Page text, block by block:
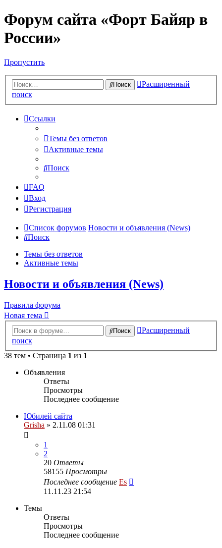
Форум сайта «Форт Байяр в
России»
Пропустить
Поиск
Расширенный
поиск
Ссылки
Темы без ответов
Активные темы
Поиск
FAQ
Вход
Регистрация
Список форумов Новости и объявления (News)
Поиск
Темы без ответов
Активные темы
Новости и объявления (News)
Правила форума
Новая тема
Поиск
Расширенный
поиск
38 тем • Страница 1 из 1
Объявления
Ответы
Просмотры
Последнее сообщение
Юбилей сайта
Grisha » 2.11.08 01:31
1
2
20 Ответы
58155 Просмотры
Последнее сообщение Es
11.11.23 21:54
Темы
Ответы
Просмотры
Последнее сообщение